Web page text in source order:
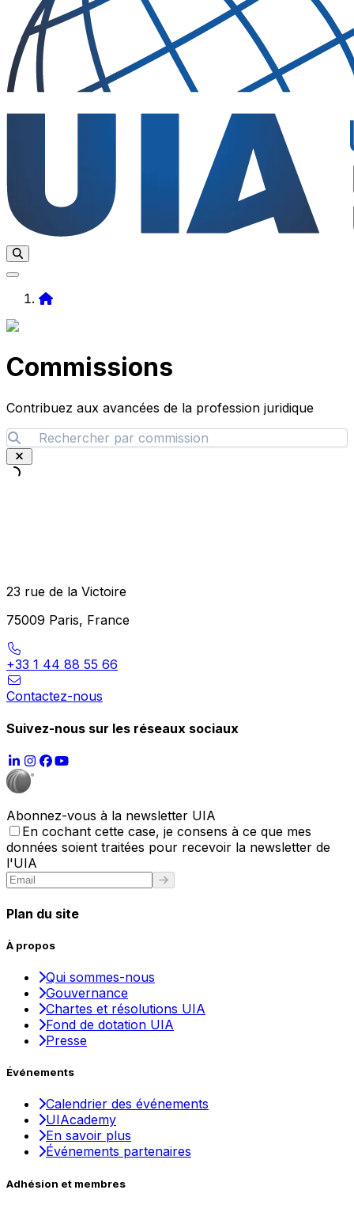
Commissions
Contribuez aux avancées de la profession juridique
23 rue de la Victoire
75009 Paris, France
+33 1 44 88 55 66
Contactez-nous
Suivez-nous sur les réseaux sociaux
Abonnez-vous à la newsletter UIA
En cochant cette case, je consens à ce que mes
données soient traitées pour recevoir la newsletter de
l'UIA
Plan du site
À propos
Qui sommes-nous
Gouvernance
Chartes et résolutions UIA
Fond de dotation UIA
Presse
Événements
Calendrier des événements
UIAcademy
En savoir plus
Événements partenaires
Adhésion et membres